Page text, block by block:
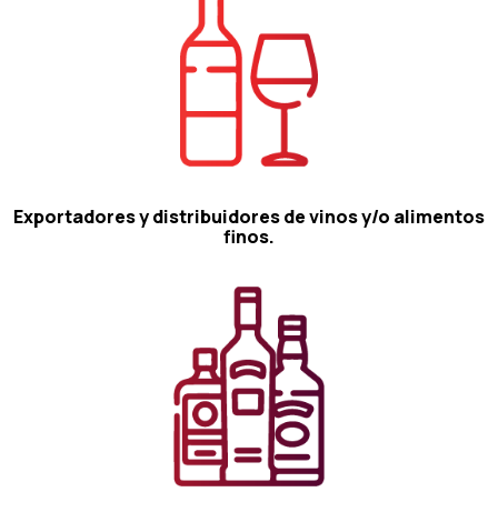
Exportadores y distribuidores de vinos y/o alimentos
finos.